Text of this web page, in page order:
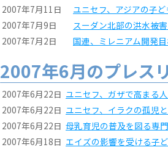
2007年7月11日
ユニセフ、アジアの子
2007年7月9日
スーダン北部の洪水被
2007年7月2日
国連、ミレニアム開発
2007年6月のプレス
2007年6月22日 ユニセフ、ガザで高まる
2007年6月22日 ユニセフ、イラクの孤児
2007年6月22日 母乳育児の普及を図る専
2007年6月18日 エイズの影響を受ける子